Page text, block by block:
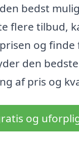
bedst
flere tilbud,
og finde
den bedste
af pris og
og